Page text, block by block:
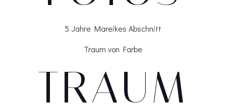
5 Jahre Mareikes Abschnitt
Traum von Farbe
TRAUM